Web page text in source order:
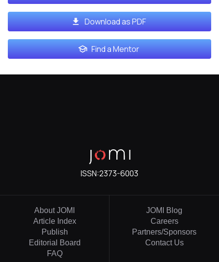
Download as PDF
Find a Mentor
ISSN:2373-6003
About JOMI
Article Index
Publish
Editorial Board
FAQ
JOMI Blog
Careers
Partners/Sponsors
Contact Us